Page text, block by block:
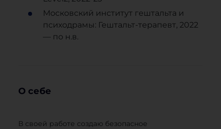
Московский институт гештальта и
психодрамы: Гештальт-терапевт, 2022
— по н.в.
О себе
В своей работе создаю безопасное